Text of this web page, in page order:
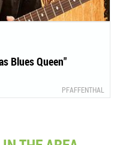
Blues Queen"
PFAFFENTHAL